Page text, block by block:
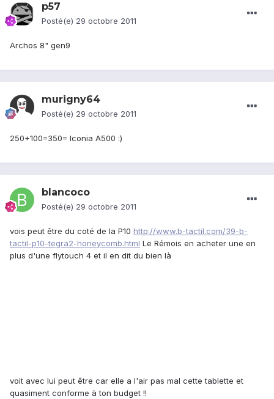
p57
Posté(e) 29 octobre 2011
Archos 8" gen9
murigny64
Posté(e) 29 octobre 2011
250+100=350= Iconia A500 :)
blancoco
Posté(e) 29 octobre 2011
vois peut être du coté de la P10 http://www.b-tactil.com/39-b-
tactil-p10-tegra2-honeycomb.html Le Rémois en acheter une en
plus d'une flytouch 4 et il en dit du bien là
voit avec lui peut être car elle a l'air pas mal cette tablette et
quasiment conforme à ton budget !!